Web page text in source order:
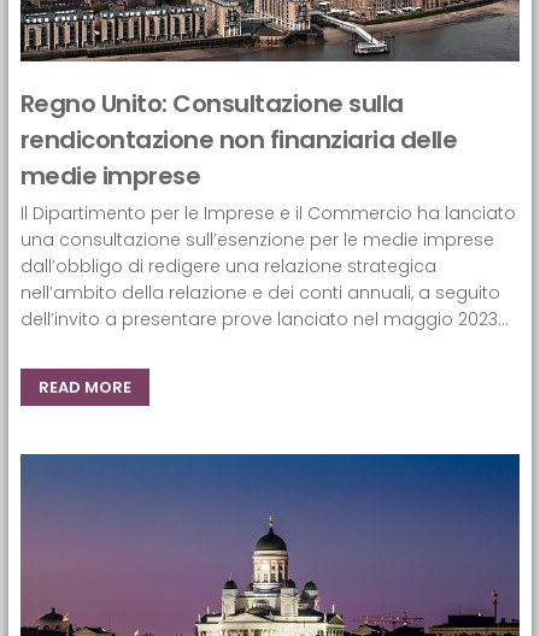
Regno Unito: Consultazione sulla
rendicontazione non finanziaria delle
medie imprese
Il Dipartimento per le Imprese e il Commercio ha lanciato
una consultazione sull’esenzione per le medie imprese
dall’obbligo di redigere una relazione strategica
nell’ambito della relazione e dei conti annuali, a seguito
dell’invito a presentare prove lanciato nel maggio 2023...
READ MORE